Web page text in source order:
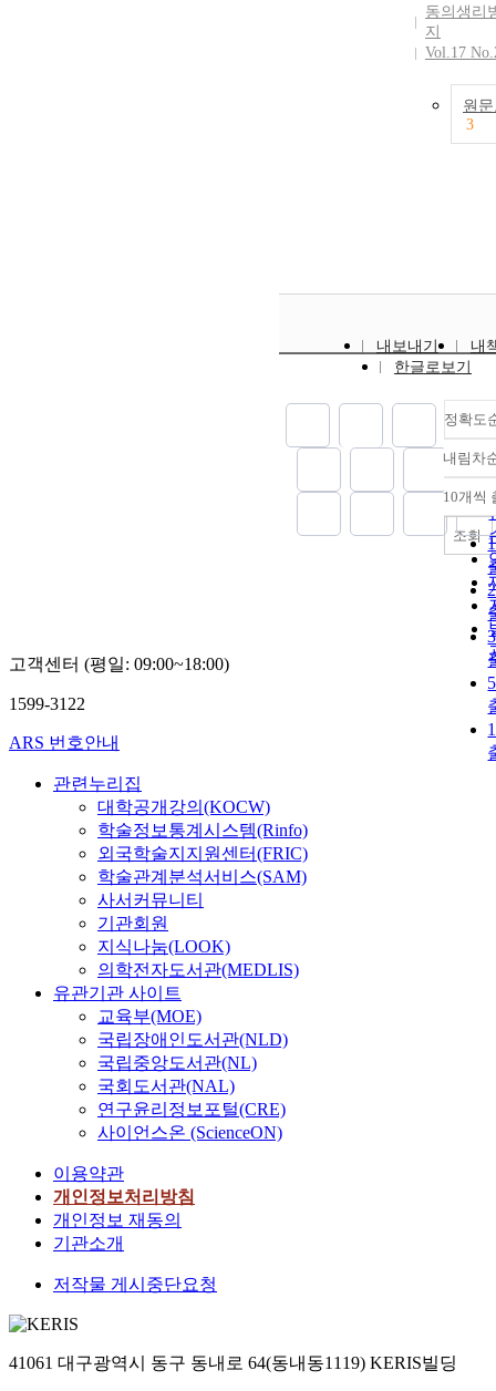
동의생리
지
Vol.17
원
3
내보내기
내
한글로보기
정확도
내림차
10개씩
조회
고객센터 (평일: 09:00~18:00)
1599-3122
ARS 번호안내
관련누리집
대학공개강의(KOCW)
학술정보통계시스템(Rinfo)
외국학술지지원센터(FRIC)
학술관계분석서비스(SAM)
사서커뮤니티
기관회원
지식나눔(LOOK)
의학전자도서관(MEDLIS)
유관기관 사이트
교육부(MOE)
국립장애인도서관(NLD)
국립중앙도서관(NL)
국회도서관(NAL)
연구윤리정보포털(CRE)
사이언스온 (ScienceON)
이용약관
개인정보처리방침
개인정보 재동의
기관소개
저작물 게시중단요청
41061 대구광역시 동구 동내로 64(동내동1119) KERIS빌딩